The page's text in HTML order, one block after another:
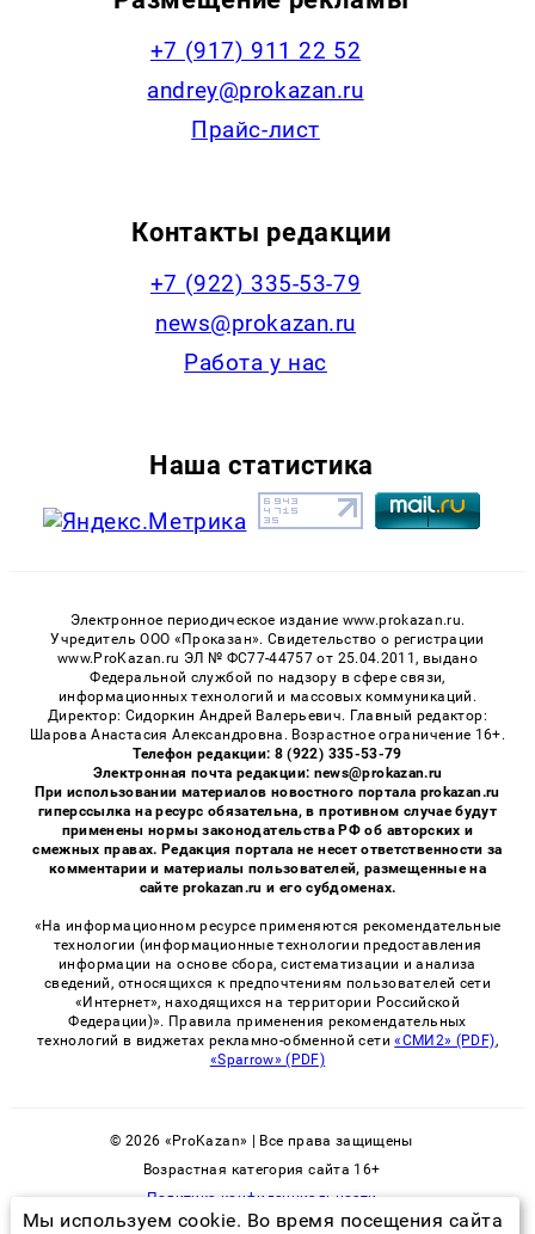
+7 (917) 911 22 52
andrey@prokazan.ru
Прайс-лист
Контакты редакции
+7 (922) 335-53-79
news@prokazan.ru
Работа у нас
Наша статистика
Электронное периодическое издание www.prokazan.ru.
Учредитель ООО «Проказан». Cвидетельство о регистрации
www.ProKazan.ru ЭЛ № ФС77-44757 от 25.04.2011, выдано
Федеральной службой по надзору в сфере связи,
информационных технологий и массовых коммуникаций.
Директор: Сидоркин Андрей Валерьевич. Главный редактор:
Шарова Анастасия Александровна. Возрастное ограничение 16+.
Телефон редакции: 8 (922) 335-53-79
Электронная почта редакции: news@prokazan.ru
При использовании материалов новостного портала prokazan.ru
гиперссылка на ресурс обязательна, в противном случае будут
применены нормы законодательства РФ об авторских и
смежных правах. Редакция портала не несет ответственности за
комментарии и материалы пользователей, размещенные на
сайте prokazan.ru и его субдоменах.
«На информационном ресурсе применяются рекомендательные
технологии (информационные технологии предоставления
информации на основе сбора, систематизации и анализа
сведений, относящихся к предпочтениям пользователей сети
«Интернет», находящихся на территории Российской
Федерации)». Правила применения рекомендательных
технологий в виджетах рекламно-обменной сети«СМИ2» (PDF),
«Sparrow» (PDF)
© 2026 «ProKazan» | Все права защищены
Возрастная категория сайта 16+
Политика конфиденциальности
Мы используем cookie. Во время посещения сайта